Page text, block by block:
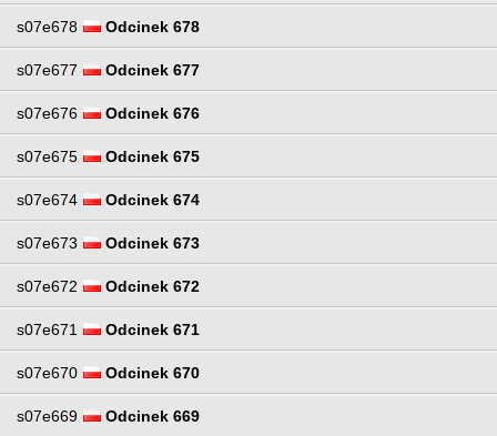
s07e678 Odcinek 678
s07e677 Odcinek 677
s07e676 Odcinek 676
s07e675 Odcinek 675
s07e674 Odcinek 674
s07e673 Odcinek 673
s07e672 Odcinek 672
s07e671 Odcinek 671
s07e670 Odcinek 670
s07e669 Odcinek 669